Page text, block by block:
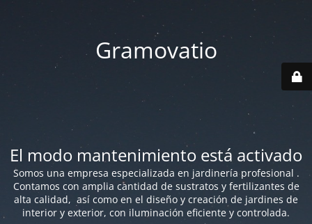
Gramovatio
El modo mantenimiento está activado
Somos una empresa especializada en jardinería profesional .
Contamos con amplia cantidad de sustratos y fertilizantes de
alta calidad, así como en el diseño y creación de jardines de
interior y exterior, con iluminación eficiente y controlada.